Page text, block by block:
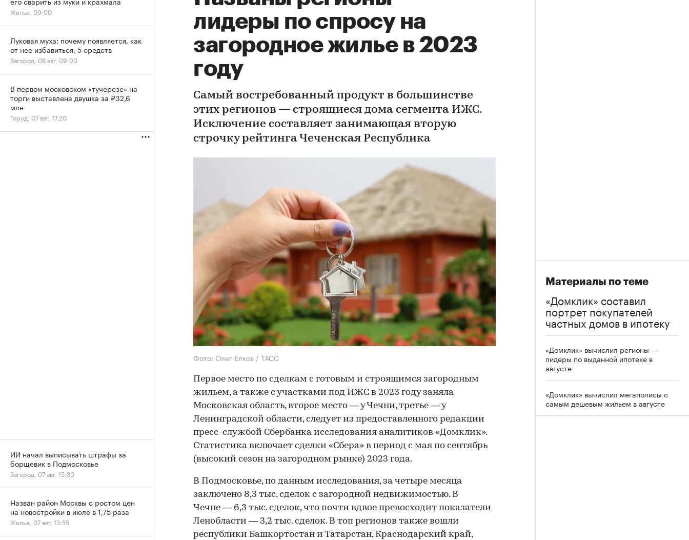
лидеры по спросу на
загородное жилье в 2023
году
Самый востребованный продукт в большинстве
этих регионов — строящиеся дома сегмента ИЖС.
Исключение составляет занимающая вторую
строчку рейтинга Чеченская Республика
Фото: Олег Елков / ТАСС
Первое место по сделкам с готовым и строящимся загородным
жильем, а также с участками под ИЖС в 2023 году заняла
Московская область, второе место — у Чечни, третье — у
Ленинградской области, следует из предоставленного редакции
пресс-службой Сбербанка исследования аналитиков «Домклик».
Статистика включает сделки «Сбера» в период с мая по сентябрь
(высокий сезон на загородном рынке) 2023 года.
В Подмосковье, по данным исследования, за четыре месяца
заключено 8,3 тыс. сделок с загородной недвижимостью. В
Чечне — 6,3 тыс. сделок, что почти вдвое превосходит показатели
Ленобласти — 3,2 тыс. сделок. В топ регионов также вошли
республики Башкортостан и Татарстан, Краснодарский край,
Материалы по теме
«Домклик» составил
портрет покупателей
частных домов в ипотеку
«Домклик» вычислил регионы —
лидеры по выданной ипотеке в
августе
«Домклик» вычислил мегаполисы с
самым дешевым жильем в августе
Жилье, 09:00
Луковая муха: почему появляется, как
от нее избавиться, 5 средств
Загород, 08 авг, 09:00
В первом московском «тучерезе» на
торги выставлена двушка за ₽32,6
млн
Город, 07 авг, 17:20
ИИ начал выписывать штрафы за
борщевик в Подмосковье
Загород, 07 авг, 15:30
Назван район Москвы с ростом цен
на новостройки в июле в 1,75 раза
Жилье, 07 авг, 13:55